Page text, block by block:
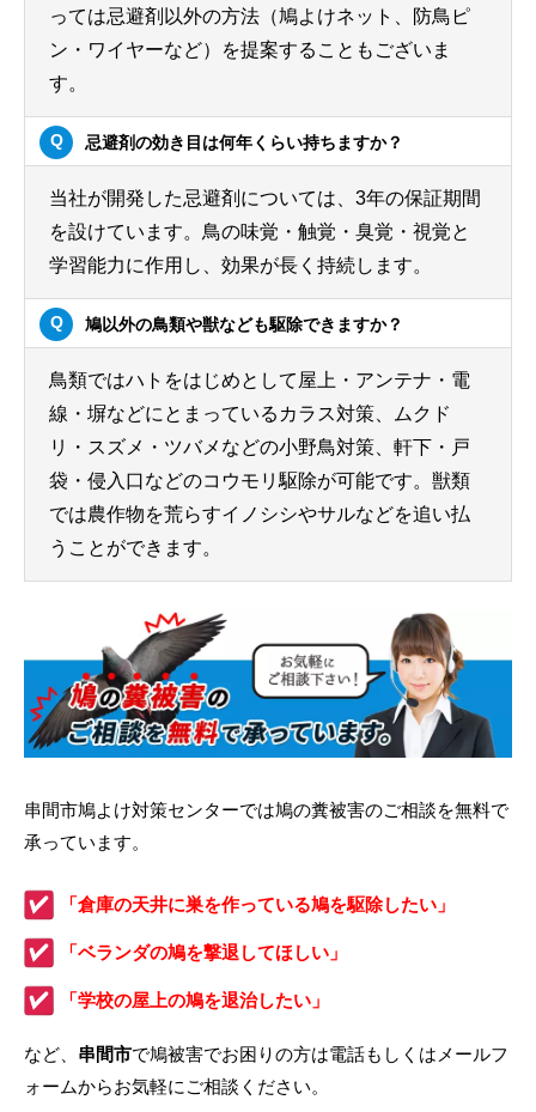
っては忌避剤以外の方法（鳩よけネット、防鳥ピ
ン・ワイヤーなど）を提案することもございま
す。
忌避剤の効き目は何年くらい持ちますか？
当社が開発した忌避剤については、3年の保証期間
を設けています。鳥の味覚・触覚・臭覚・視覚と
学習能力に作用し、効果が長く持続します。
鳩以外の鳥類や獣なども駆除できますか？
鳥類ではハトをはじめとして屋上・アンテナ・電
線・塀などにとまっているカラス対策、ムクド
リ・スズメ・ツバメなどの小野鳥対策、軒下・戸
袋・侵入口などのコウモリ駆除が可能です。獣類
では農作物を荒らすイノシシやサルなどを追い払
うことができます。
串間市鳩よけ対策センターでは鳩の糞被害のご相談を無料で
承っています。
「倉庫の天井に巣を作っている鳩を駆除したい」
「ベランダの鳩を撃退してほしい」
「学校の屋上の鳩を退治したい」
など、 串間市で鳩被害でお困りの方は電話もしくはメールフ
ォームからお気軽にご相談ください。